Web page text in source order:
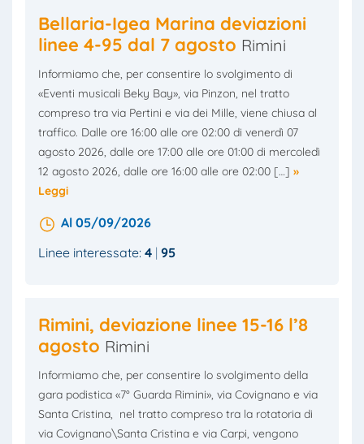
Bellaria-Igea Marina deviazioni
linee 4-95 dal 7 agosto Rimini
Informiamo che, per consentire lo svolgimento di
«Eventi musicali Beky Bay», via Pinzon, nel tratto
compreso tra via Pertini e via dei Mille, viene chiusa al
traffico. Dalle ore 16:00 alle ore 02:00 di venerdì 07
agosto 2026, dalle ore 17:00 alle ore 01:00 di mercoledì
12 agosto 2026, dalle ore 16:00 alle ore 02:00 […] »
Leggi
Al 05/09/2026
Linee interessate: 4 95
Rimini, deviazione linee 15-16 l’8
agosto Rimini
Informiamo che, per consentire lo svolgimento della
gara podistica «7° Guarda Rimini», via Covignano e via
Santa Cristina, nel tratto compreso tra la rotatoria di
via Covignano\Santa Cristina e via Carpi, vengono